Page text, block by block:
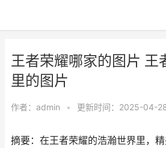
王者荣耀哪家的图片 王
里的图片
作者： admin • 更新时间：2025-04-
摘要：在王者荣耀的浩瀚世界里，